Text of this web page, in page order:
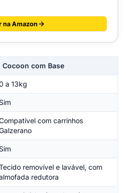
na Amazon
Cocoon com Base
a 13kg
Sim
com carrinhos
Sim
removível e lavável, com
redutora